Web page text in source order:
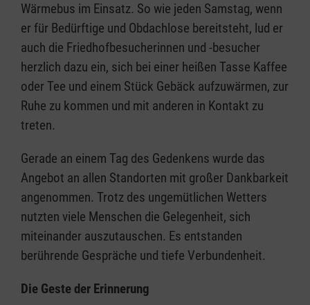
Wärmebus im Einsatz. So wie jeden Samstag, wenn
er für Bedürftige und Obdachlose bereitsteht, lud er
auch die Friedhofbesucherinnen und -besucher
herzlich dazu ein, sich bei einer heißen Tasse Kaffee
oder Tee und einem Stück Gebäck aufzuwärmen, zur
Ruhe zu kommen und mit anderen in Kontakt zu
treten.
Gerade an einem Tag des Gedenkens wurde das
Angebot an allen Standorten mit großer Dankbarkeit
angenommen. Trotz des ungemütlichen Wetters
nutzten viele Menschen die Gelegenheit, sich
miteinander auszutauschen. Es entstanden
berührende Gespräche und tiefe Verbundenheit.
Die Geste der Erinnerung